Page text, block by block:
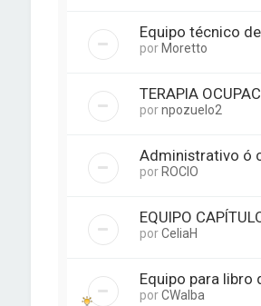
Equipo técnico
porMoretto
TERAPIA
pornpozuelo2
Administrativo ó
porROCIO
EQUIPO
porCeliaH
Equipo para libro
porCWalba